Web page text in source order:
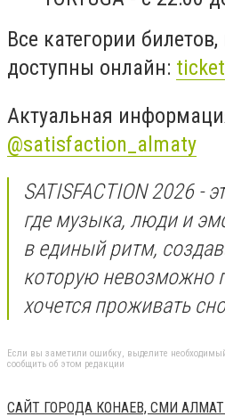
Все категории
доступны онлайн:
Актуальная
@satisfaction_almaty
SATISFACTION 2026 -
где музыка, люди и
в единый ритм,
которую невозможно
хочется проживать
Если вы заметили ошибку, выделите
сообщить об этом редакции
САЙТ ГОРОДА КОНАЕВ, СМИ